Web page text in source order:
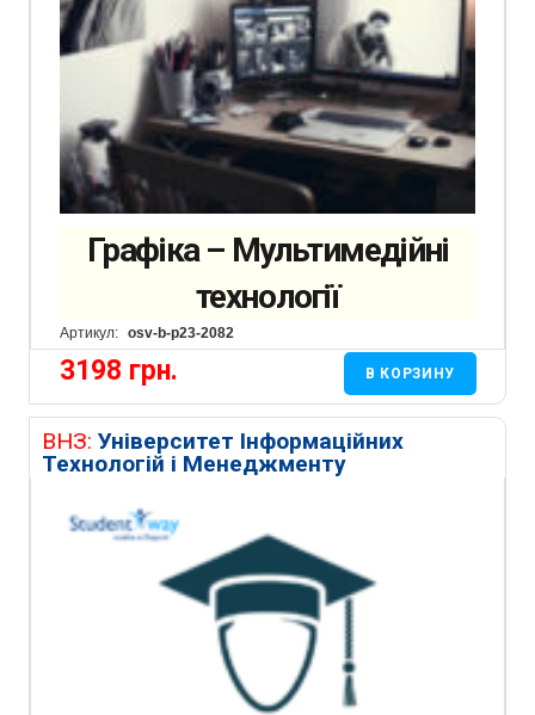
Графіка – Мультимедійні
технології
Артикул: osv-b-p23-2082
3198 грн. В КОРЗИНУ
ВНЗ: Університет Інформаційних
Технологій і Менеджменту